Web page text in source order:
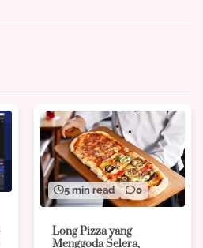
5 min read 0
Long Pizza yang
Menggoda Selera,